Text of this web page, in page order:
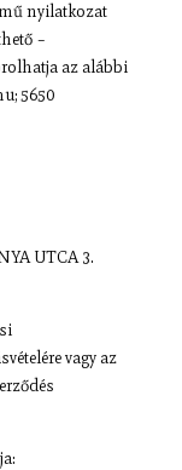
nyilatkozat
–
az alábbi
5650
UTCA 3.
vagy az